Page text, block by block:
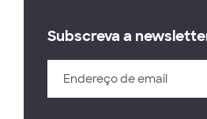
Subscreva a